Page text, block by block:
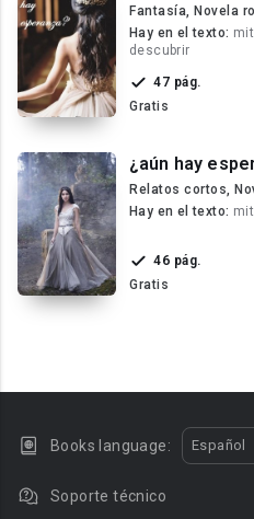
Fantasía, Novela
Hay en el texto:
descubrir
47 pág.
Gratis
¿aún hay
Relatos cortos,
Hay en el texto:
46 pág.
Gratis
Books language: Español
Soporte técnico